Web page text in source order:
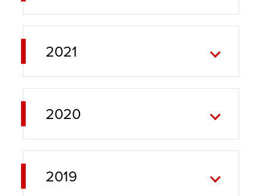
2021
2020
2019